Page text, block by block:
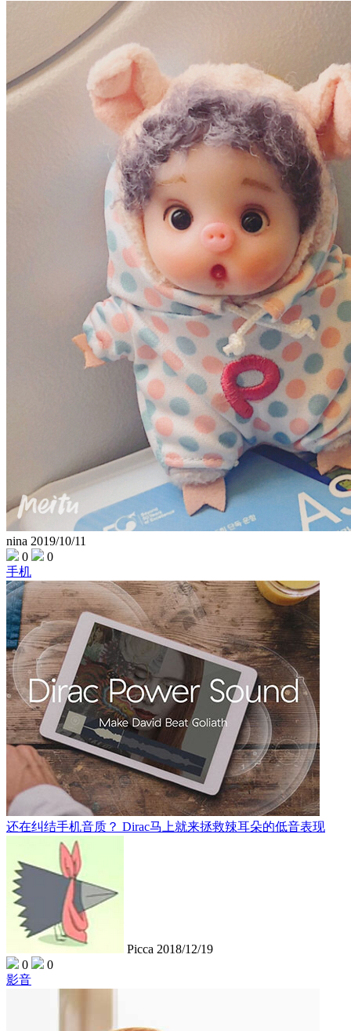
nina 2019/10/11
0
0
手机
还在纠结手机音质？ Dirac马上就来拯救辣耳朵的低音表现
Picca 2018/12/19
0
0
影音